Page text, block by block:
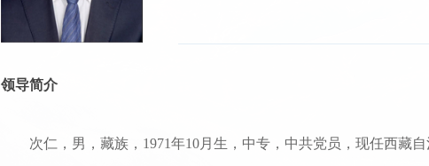
领导简介
次仁，男，藏族，1971年10月生，中专，中共党员，现任西藏自